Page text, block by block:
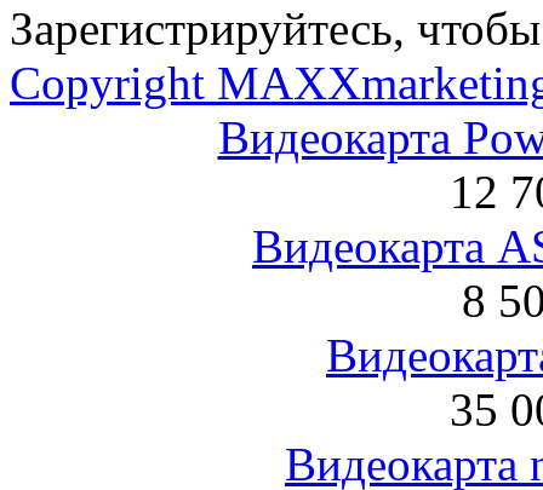
Зарегистрируйтесь,
Copyright
Видеокарта
12
Видеокарта
8
35
Видеокарта